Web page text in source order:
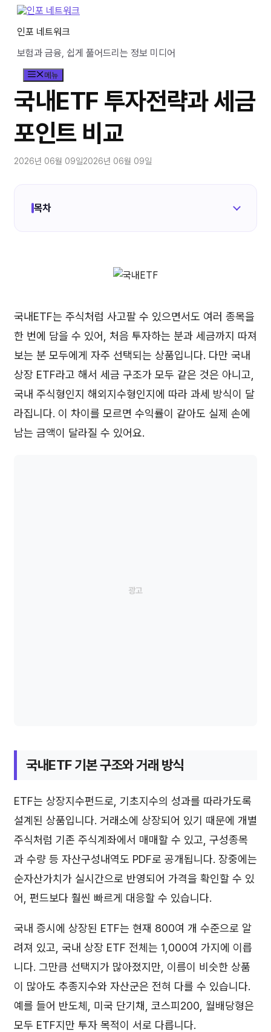
인포 네트워크
보험과 금융, 쉽게 풀어드리는 정보 미디어
메뉴
국내ETF 투자전략과 세금
포인트 비교
2026년 06월 09일2026년 06월 09일
목차
국내ETF는 주식처럼 사고팔 수 있으면서도 여러 종목을
한 번에 담을 수 있어, 처음 투자하는 분과 세금까지 따져
보는 분 모두에게 자주 선택되는 상품입니다. 다만 국내
상장 ETF라고 해서 세금 구조가 모두 같은 것은 아니고,
국내 주식형인지 해외지수형인지에 따라 과세 방식이 달
라집니다. 이 차이를 모르면 수익률이 같아도 실제 손에
남는 금액이 달라질 수 있어요.
국내ETF 기본 구조와 거래 방식
ETF는 상장지수펀드로, 기초지수의 성과를 따라가도록
설계된 상품입니다. 거래소에 상장되어 있기 때문에 개별
주식처럼 기존 주식계좌에서 매매할 수 있고, 구성종목
과 수량 등 자산구성내역도 PDF로 공개됩니다. 장중에는
순자산가치가 실시간으로 반영되어 가격을 확인할 수 있
어, 펀드보다 훨씬 빠르게 대응할 수 있습니다.
국내 증시에 상장된 ETF는 현재 800여 개 수준으로 알
려져 있고, 국내 상장 ETF 전체는 1,000여 가지에 이릅
니다. 그만큼 선택지가 많아졌지만, 이름이 비슷한 상품
이 많아도 추종지수와 자산군은 전혀 다를 수 있습니다.
예를 들어 반도체, 미국 단기채, 코스피200, 월배당형은
모두 ETF지만 투자 목적이 서로 다릅니다.